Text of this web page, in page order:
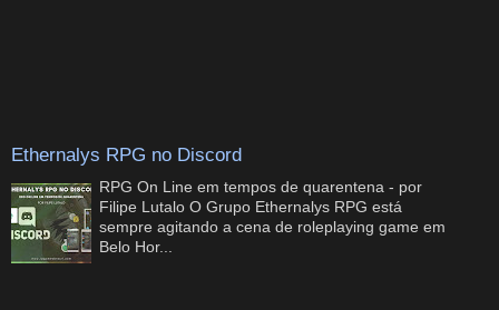
Ethernalys RPG no Discord
RPG On Line em tempos de quarentena - por
Filipe Lutalo O Grupo Ethernalys RPG está
sempre agitando a cena de roleplaying game em
Belo Hor...